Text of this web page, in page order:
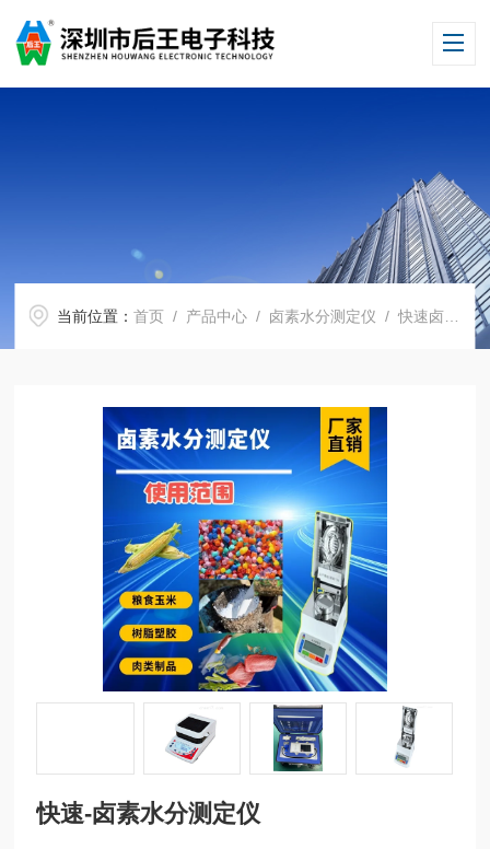
当前位置：首页 / 产品中心 / 卤素水分测定仪 /快速卤素水分测定仪
快速-卤素水分测定仪